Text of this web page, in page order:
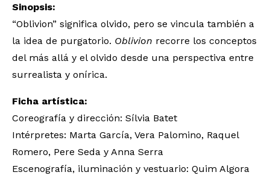
Sinopsis:
“Oblivion” significa olvido, pero se vincula también a
la idea de purgatorio. Oblivion recorre los conceptos
del más allá y el olvido desde una perspectiva entre
surrealista y onírica.
Ficha artística:
Coreografía y dirección: Sílvia Batet
Intérpretes: Marta García, Vera Palomino, Raquel
Romero, Pere Seda y Anna Serra
Escenografía, iluminación y vestuario: Quim Algora